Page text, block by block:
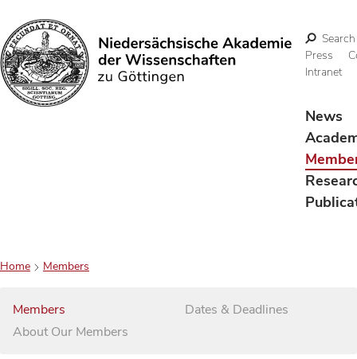
Search
Search
Press
Intranet
News
Home Members
Members
About Our Members
Dates & Deadlines